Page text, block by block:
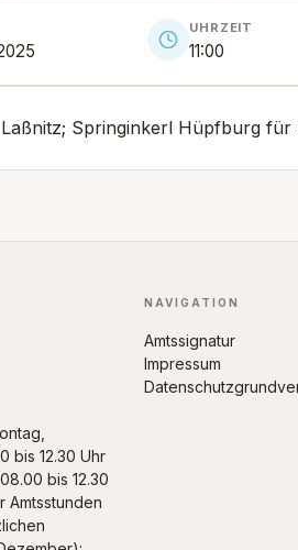
UHRZEIT
11:00
Springinkerl Hüpfburg für
bis 12.30 Uhr
bis 12.30
Amtsstunden
NAVIGATION
Amtssignatur
Impressum